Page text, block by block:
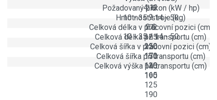
4.12
9
2.6
2.6
Požadovaný příkon (kW / hp)
10 - 35 / 14 - 50
10 - 35 / 14 - 50
Hmotnost stroje (kg)
172
250
Celková délka v pracovní pozici (cm)
125
170
Celková délka při transportu (cm)
120
120
Celková šířka v pracovní pozici (cm)
150
165
Celková šířka při transportu (cm)
145
125
Celková výška při transportu (cm)
190
190